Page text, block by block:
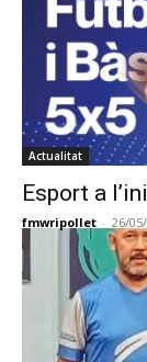
Actualitat
Esport a
fmwripollet - 26/